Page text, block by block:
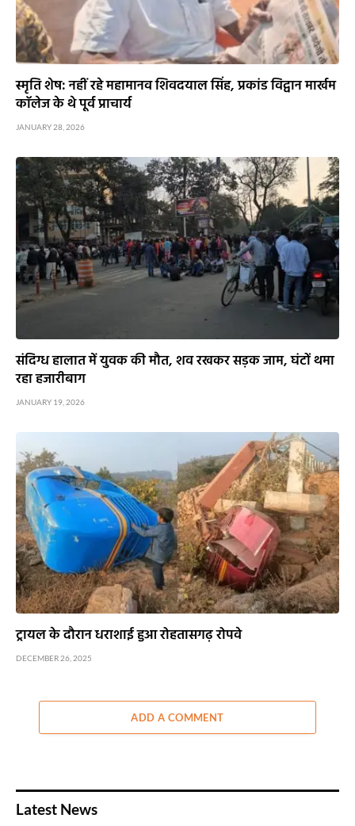
स्मृति शेष: नहीं रहे महामानव शिवदयाल सिंह, प्रकांड विद्वान मार्खम
काॅलेज के थे पूर्व प्राचार्य
JANUARY 28, 2026
संदिग्ध हालात में युवक की मौत, शव रखकर सड़क जाम, घंटों थमा
रहा हजारीबाग
JANUARY 19, 2026
ट्रायल के दौरान धराशाई हुआ रोहतासगढ़ रोपवे
DECEMBER 26, 2025
ADD A COMMENT
Latest News